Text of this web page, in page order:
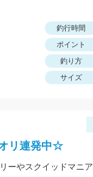
釣行時間
ポイント
釣り方
サイズ
リ連発中☆